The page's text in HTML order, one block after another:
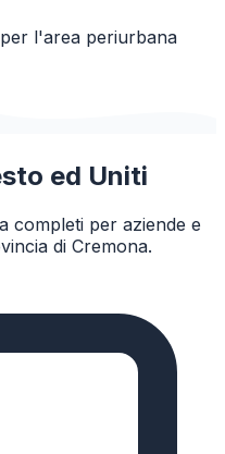
l'area periurbana
ed Uniti
completi per aziende e
di Cremona.